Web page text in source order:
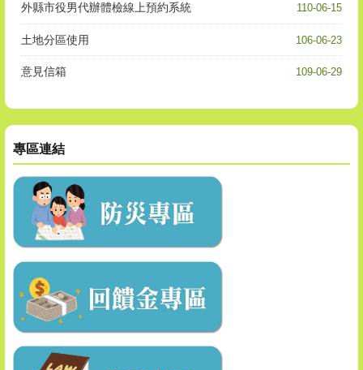
110-06-15
外縣市役男代辦體檢線上預約系統
106-06-23
土地分區使用
109-06-29
意見信箱
專區連結